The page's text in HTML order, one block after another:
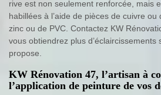
rive est non seulement renforcée, mais
habillées à l’aide de pièces de cuivre ou
zinc ou de PVC. Contactez KW
vous obtiendrez plus d’éclaircissements
propose.
KW Rénovation 47, l’artisan à
l’application de peinture de vos